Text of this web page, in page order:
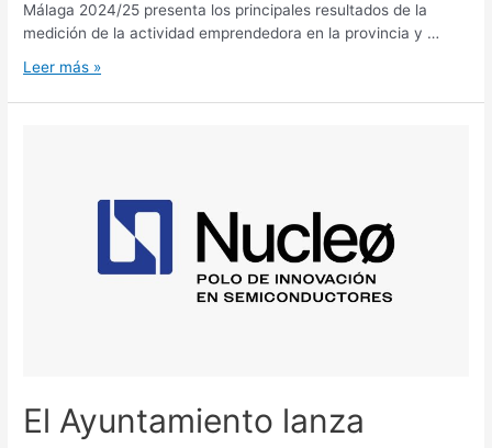
Málaga 2024/25 presenta los principales resultados de la
medición de la actividad emprendedora en la provincia y …
Leer más »
El Ayuntamiento lanza